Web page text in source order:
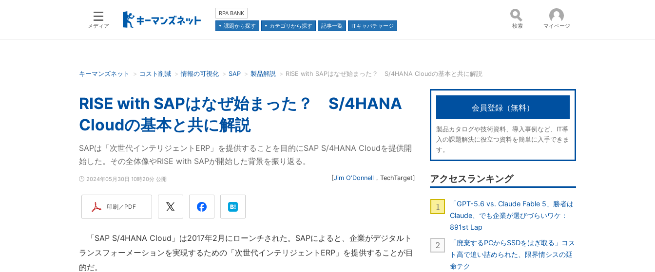
メディア
RPA BANK
課題から探す
カテゴリから探す 記事一覧 ITキャパチャージ
検索語を入力してください コンテンツ：
並び順：
検索 マイページ
キーマンズネット コスト削減 情報の可視化 SAP 製品解説 RISE with SAPはなぜ始まった？ S/4HANA Cloudの基本と共に解説
RISE with SAPはなぜ始まった？ S/4HANA
Cloudの基本と共に解説
SAPは「次世代インテリジェントERP」を提供することを目的にSAP S/4HANA Cloudを提供開
始した。その全体像やRISE with SAPが開始した背景を振り返る。
2024年05月30日 10時20分 公開 [Jim O'Donnell ， TechTarget]
印刷／PDF
「SAP S/4HANA Cloud」は2017年2月にローンチされた。SAPによると、企業がデジタルト
ランスフォーメーションを実現するための「次世代インテリジェントERP」を提供することが目
的だ。
会員登録（無料）
製品カタログや技術資料、導入事例など、IT導
入の課題解決に役立つ資料を簡単に入手できま
す。
アクセスランキング
「GPT-5.6 vs. Claude Fable 5」勝者は
Claude、でも企業が選びづらいワケ：
891st Lap
「廃棄するPCからSSDをはぎ取る」コス
ト高で追い詰められた、限界情シスの延
命テク